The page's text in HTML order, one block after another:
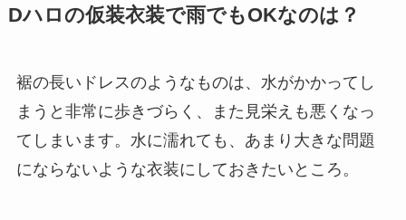
Dハロの仮装衣装で雨でもOKなのは？
裾の長いドレスのようなものは、水がかかってし
まうと非常に歩きづらく、また見栄えも悪くなっ
てしまいます。水に濡れても、あまり大きな問題
にならないような衣装にしておきたいところ。